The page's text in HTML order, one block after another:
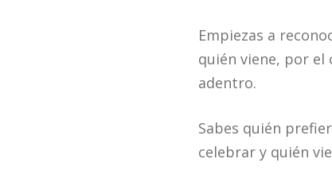
Empiezas a
quién viene, por el
adentro.
Sabes quién
celebrar y quién